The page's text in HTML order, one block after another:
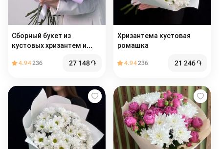
Сборный букет из
кустовых хризантем и
4.94236 27 148֏
Хризантема кустовая
ромашка
4.94236 21 246֏